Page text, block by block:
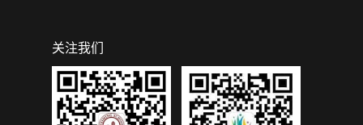
关注我们